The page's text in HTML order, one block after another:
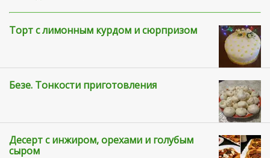
Торт с лимонным курдом и сюрпризом
Безе. Тонкости приготовления
Десерт с инжиром, орехами и голубым
сыром